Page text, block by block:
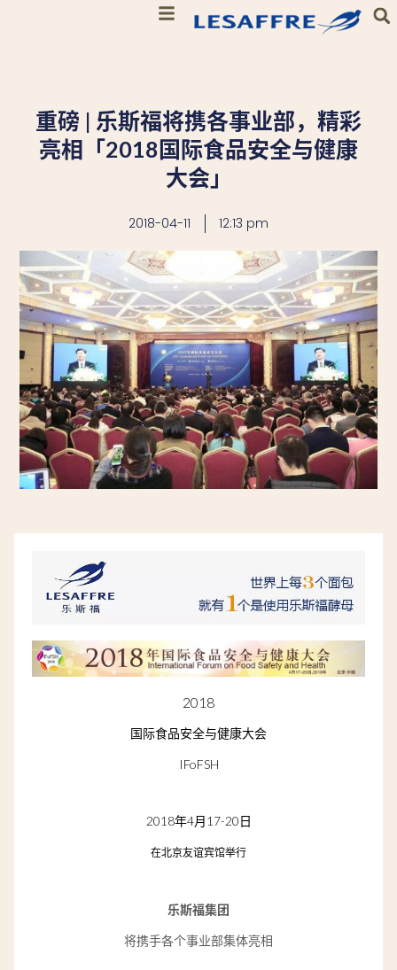
重磅 | 乐斯福将携各事业部，精彩
亮相「2018国际食品安全与健康
大会」
2018-04-11 12:13 pm
2018
国际食品安全与健康大会
IFoFSH
2018年4月17-20日
在北京友谊宾馆举行
乐斯福集团
将携手各个事业部集体亮相